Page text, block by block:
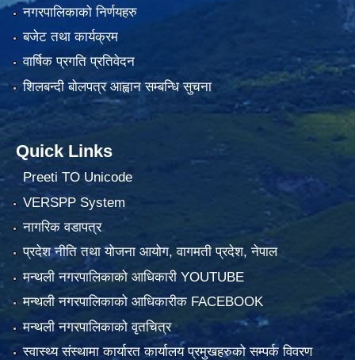
नगरपालिकाको निर्णयहरु
बजेट तथा कार्यक्रम
वार्षिक प्रगति प्रतिवेदन
शिलबन्दी बोलपत्र आह्वान सम्बन्धि सुचना
Quick Links
Preeti TO Unicode
VERSPP System
नागरिक वडापत्र
प्रदेश नीति तथा योजना आयोग, वागमती प्रदेश, नेपाल
मन्थली नगरपालिकाको आधिकारी YOUTUBE
मन्थली नगरपालिकाको आधिकारीक FACEBOOK
मन्थली नगरपालिकाको वृतचित्र
स्वास्थ्य संस्थामा कार्यारत कार्यालय प्रमुखहरुको सम्पर्क विवरण